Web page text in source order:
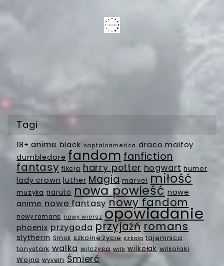
Tagi
18+ anime black captainamerica draco malfoy
dumbledore fandom fanfiction
fantasy fikcja harry potter hogwart humor
lady crown luther Magia marvel miłość
muzyka naruto nowa powieść nowe
anime nowe fantasy nowy fandom
nowy romans nowy wiersz opowiadanie
phoenix przygoda przyjaźń romans
slytherin Smok szkolne życie szkoła tajemnica
tonystark walka wilczyca wilk wilkołak wilkołaki
Wojna wyvern Śmierć